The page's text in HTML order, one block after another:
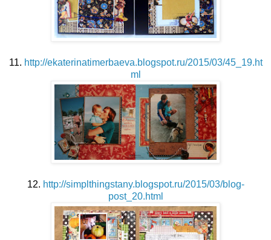
11. http://ekaterinatimerbaeva.blogspot.ru/2015/03/45_19.ht
ml
12. http://simplthingstany.blogspot.ru/2015/03/blog-
post_20.html